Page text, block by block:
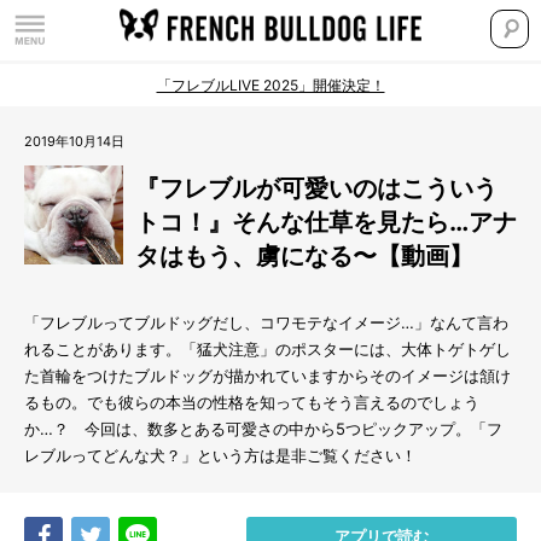
「フレブルLIVE 2025」開催決定！
2019年10月14日
『フレブルが可愛いのはこういう
トコ！』そんな仕草を見たら…アナ
タはもう、虜になる〜【動画】
「フレブルってブルドッグだし、コワモテなイメージ…」なんて言わ
れることがあります。「猛犬注意」のポスターには、大体トゲトゲし
た首輪をつけたブルドッグが描かれていますからそのイメージは頷け
るもの。でも彼らの本当の性格を知ってもそう言えるのでしょう
か…？ 今回は、数多とある可愛さの中から5つピックアップ。「フ
レブルってどんな犬？」という方は是非ご覧ください！
アプリで読む